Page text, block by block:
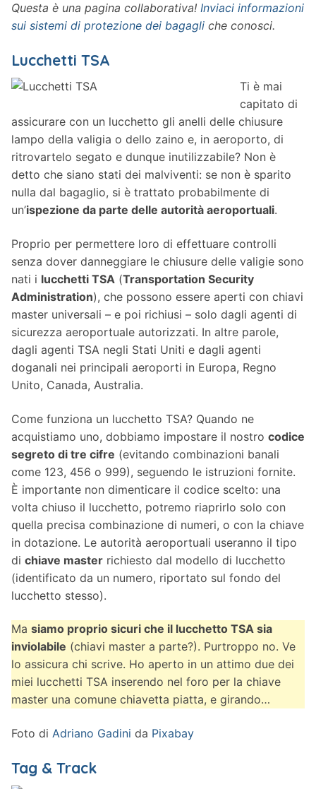
Questa è una pagina collaborativa! Inviaci informazioni
sui sistemi di protezione dei bagagli che conosci.
Lucchetti TSA
Ti è mai
capitato di
assicurare con un lucchetto gli anelli delle chiusure
lampo della valigia o dello zaino e, in aeroporto, di
ritrovartelo segato e dunque inutilizzabile? Non è
detto che siano stati dei malviventi: se non è sparito
nulla dal bagaglio, si è trattato probabilmente di
un’ispezione da parte delle autorità aeroportuali.
Proprio per permettere loro di effettuare controlli
senza dover danneggiare le chiusure delle valigie sono
nati i lucchetti TSA (Transportation Security
Administration), che possono essere aperti con chiavi
master universali – e poi richiusi – solo dagli agenti di
sicurezza aeroportuale autorizzati. In altre parole,
dagli agenti TSA negli Stati Uniti e dagli agenti
doganali nei principali aeroporti in Europa, Regno
Unito, Canada, Australia.
Come funziona un lucchetto TSA? Quando ne
acquistiamo uno, dobbiamo impostare il nostro codice
segreto di tre cifre (evitando combinazioni banali
come 123, 456 o 999), seguendo le istruzioni fornite.
È importante non dimenticare il codice scelto: una
volta chiuso il lucchetto, potremo riaprirlo solo con
quella precisa combinazione di numeri, o con la chiave
in dotazione. Le autorità aeroportuali useranno il tipo
di chiave master richiesto dal modello di lucchetto
(identificato da un numero, riportato sul fondo del
lucchetto stesso).
Ma siamo proprio sicuri che il lucchetto TSA sia
inviolabile (chiavi master a parte?). Purtroppo no. Ve
lo assicura chi scrive. Ho aperto in un attimo due dei
miei lucchetti TSA inserendo nel foro per la chiave
master una comune chiavetta piatta, e girando…
Foto di Adriano Gadini da Pixabay
Tag & Track